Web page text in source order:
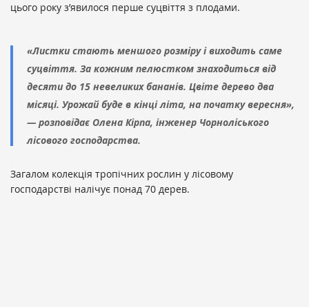
цього року з’явилося перше суцвіття з плодами.
«Листки стають меншого розміру і виходить саме
суцвіття. За кожним пелюстком знаходиться від
десяти до 15 невеликих бананів. Цвіте дерево два
місяці. Урожай буде в кінці літа, на початку вересня»,
— розповідає Оленa Кірпa, інженер Чорноліського
лісового господарства.
Загалом колекція тропічних рослин у лісовому
господарстві налічує понад 70 дерев.